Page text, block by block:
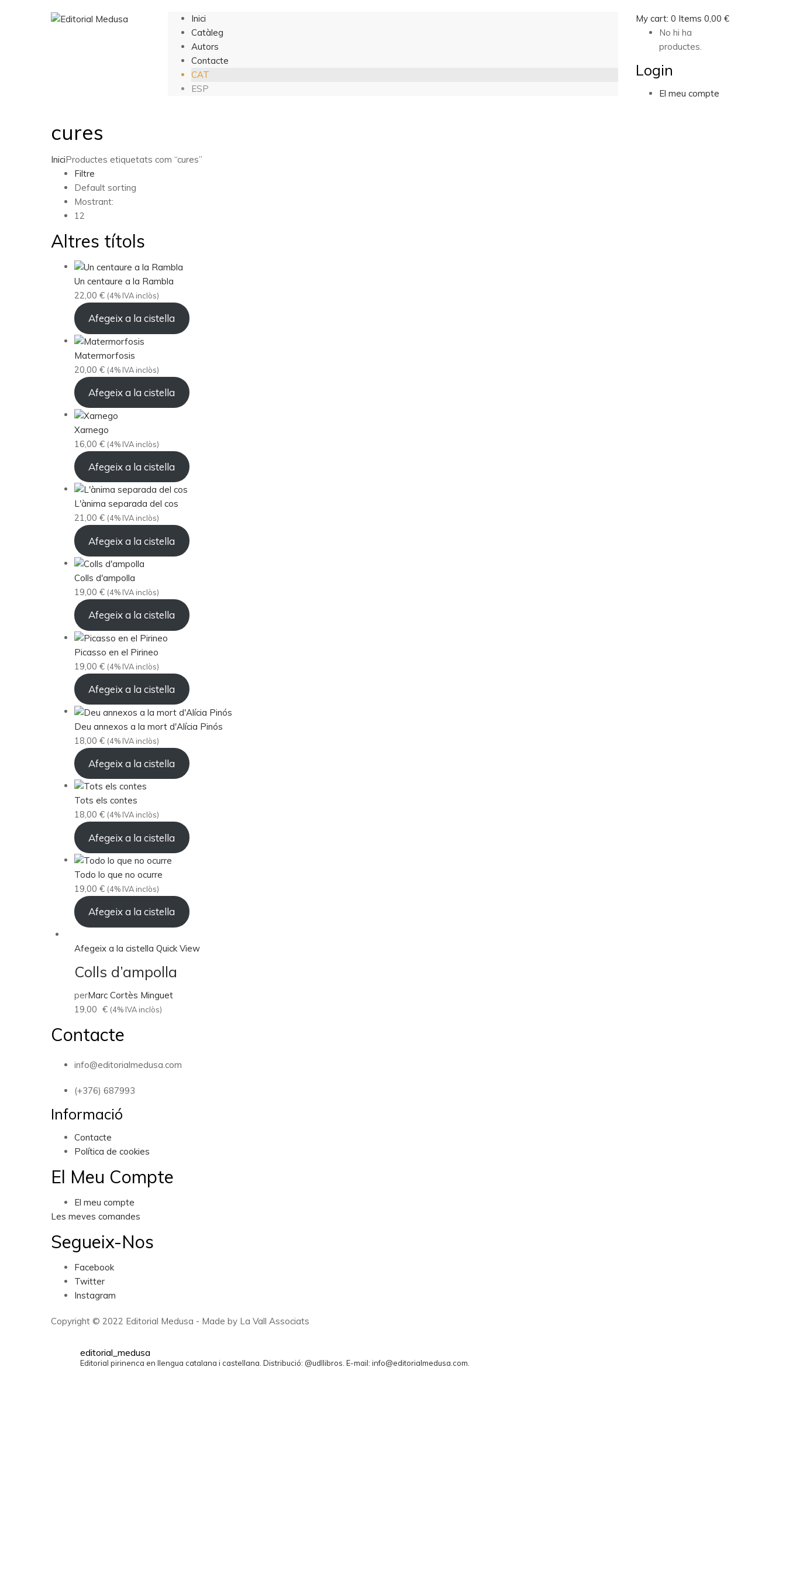
Inici
Catàleg
Autors
Contacte
CAT
ESP
My cart: 0 Items 0,00 €
No hi ha
productes.
Login
El meu compte
cures
IniciProductes etiquetats com “cures”
Filtre
Default sorting
Mostrant:
12
Altres títols
Un centaure a la Rambla
22,00 € (4% IVA inclòs)
Afegeix a la cistella
Matermorfosis
20,00 € (4% IVA inclòs)
Afegeix a la cistella
Xarnego
16,00 € (4% IVA inclòs)
Afegeix a la cistella
L'ànima separada del cos
21,00 € (4% IVA inclòs)
Afegeix a la cistella
Colls d'ampolla
19,00 € (4% IVA inclòs)
Afegeix a la cistella
Picasso en el Pirineo
19,00 € (4% IVA inclòs)
Afegeix a la cistella
Deu annexos a la mort d'Alícia Pinós
18,00 € (4% IVA inclòs)
Afegeix a la cistella
Tots els contes
18,00 € (4% IVA inclòs)
Afegeix a la cistella
Todo lo que no ocurre
19,00 € (4% IVA inclòs)
Afegeix a la cistella
Afegeix a la cistella Quick View
Colls d’ampolla
perMarc Cortès Minguet
19,00 € (4% IVA inclòs)
Contacte
info@editorialmedusa.com
(+376) 687993
Informació
Contacte
Política de cookies
El Meu Compte
El meu compte
Les meves comandes
Segueix-Nos
Facebook
Twitter
Instagram
Copyright © 2022 Editorial Medusa - Made by La Vall Associats
editorial_medusa
Editorial pirinenca en llengua catalana i castellana. Distribució: @udllibros. E-mail: info@editorialmedusa.com.